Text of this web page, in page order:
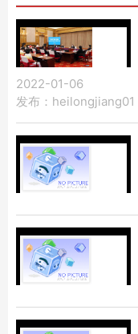
2022-01-06
发布：heilongjiang01